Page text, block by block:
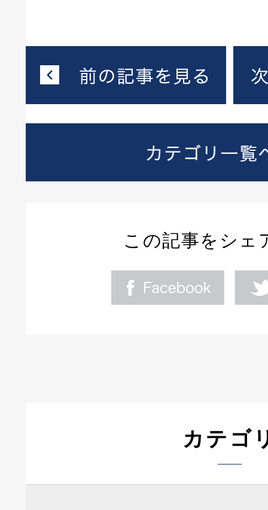
この記事をシェ
カテゴ